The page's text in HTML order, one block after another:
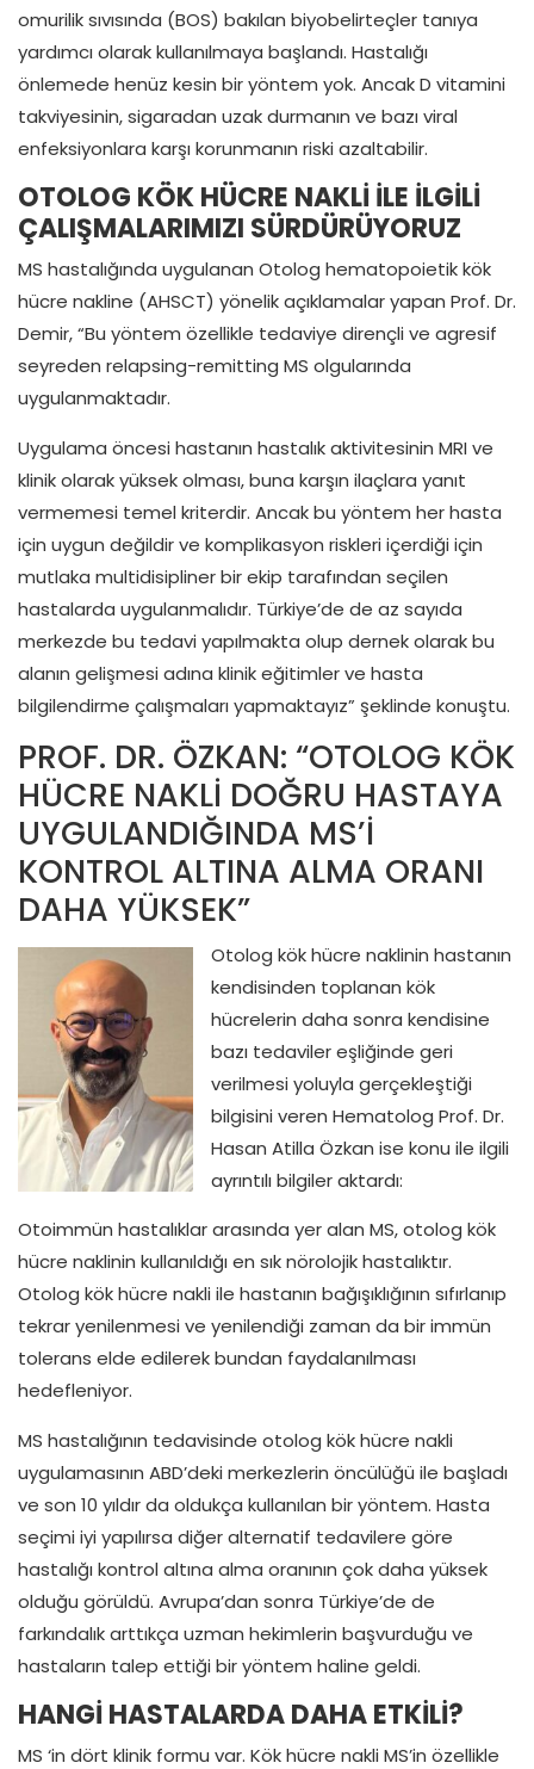
omurilik sıvısında (BOS) bakılan biyobelirteçler tanıya
yardımcı olarak kullanılmaya başlandı. Hastalığı
önlemede henüz kesin bir yöntem yok. Ancak D vitamini
takviyesinin, sigaradan uzak durmanın ve bazı viral
enfeksiyonlara karşı korunmanın riski azaltabilir.
OTOLOG KÖK HÜCRE NAKLİ İLE İLGİLİ
ÇALIŞMALARIMIZI SÜRDÜRÜYORUZ
MS hastalığında uygulanan Otolog hematopoietik kök
hücre nakline (AHSCT) yönelik açıklamalar yapan Prof. Dr.
Demir, “Bu yöntem özellikle tedaviye dirençli ve agresif
seyreden relapsing-remitting MS olgularında
uygulanmaktadır.
Uygulama öncesi hastanın hastalık aktivitesinin MRI ve
klinik olarak yüksek olması, buna karşın ilaçlara yanıt
vermemesi temel kriterdir. Ancak bu yöntem her hasta
için uygun değildir ve komplikasyon riskleri içerdiği için
mutlaka multidisipliner bir ekip tarafından seçilen
hastalarda uygulanmalıdır. Türkiye’de de az sayıda
merkezde bu tedavi yapılmakta olup dernek olarak bu
alanın gelişmesi adına klinik eğitimler ve hasta
bilgilendirme çalışmaları yapmaktayız” şeklinde konuştu.
PROF. DR. ÖZKAN: “OTOLOG KÖK
HÜCRE NAKLİ DOĞRU HASTAYA
UYGULANDIĞINDA MS’İ
KONTROL ALTINA ALMA ORANI
DAHA YÜKSEK”
Otolog kök hücre naklinin hastanın
kendisinden toplanan kök
hücrelerin daha sonra kendisine
bazı tedaviler eşliğinde geri
verilmesi yoluyla gerçekleştiği
bilgisini veren Hematolog Prof. Dr.
Hasan Atilla Özkan ise konu ile ilgili
ayrıntılı bilgiler aktardı:
Otoimmün hastalıklar arasında yer alan MS, otolog kök
hücre naklinin kullanıldığı en sık nörolojik hastalıktır.
Otolog kök hücre nakli ile hastanın bağışıklığının sıfırlanıp
tekrar yenilenmesi ve yenilendiği zaman da bir immün
tolerans elde edilerek bundan faydalanılması
hedefleniyor.
MS hastalığının tedavisinde otolog kök hücre nakli
uygulamasının ABD’deki merkezlerin öncülüğü ile başladı
ve son 10 yıldır da oldukça kullanılan bir yöntem. Hasta
seçimi iyi yapılırsa diğer alternatif tedavilere göre
hastalığı kontrol altına alma oranının çok daha yüksek
olduğu görüldü. Avrupa’dan sonra Türkiye’de de
farkındalık arttıkça uzman hekimlerin başvurduğu ve
hastaların talep ettiği bir yöntem haline geldi.
HANGİ HASTALARDA DAHA ETKİLİ?
MS ‘in dört klinik formu var. Kök hücre nakli MS’in özellikle